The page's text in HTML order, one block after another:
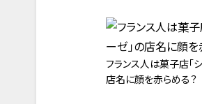
フランス人は菓子店「
店名に顔を赤らめる？